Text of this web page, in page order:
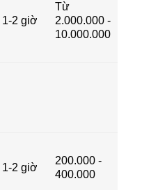
1-2 giờ
Từ
2.000.000 -
10.000.000
1-2 giờ
200.000 -
400.000